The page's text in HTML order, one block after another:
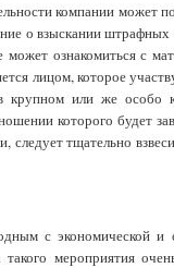
компании может
о взыскании
ознакомиться с
лицом, которое
крупном или же особо
которого будет
тщательно
с экономической и
мероприятия